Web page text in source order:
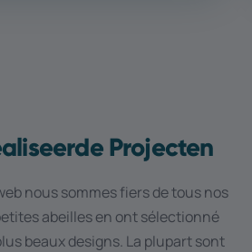
Projecten
nous sommes fiers de tous nos
abeilles en ont sélectionné
beaux designs. La plupart sont